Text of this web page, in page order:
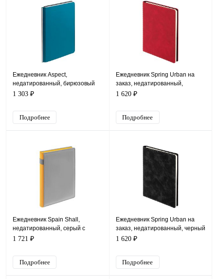
Ежедневник Aspect,
недатированный, бирюзовый
1 303 ₽
Подробнее
Ежедневник Spring Urban на
заказ, недатированный,
красный
1 620 ₽
Подробнее
Ежедневник Spain Shall,
недатированный, серый с
желтым
1 721 ₽
Подробнее
Ежедневник Spring Urban на
заказ, недатированный, черный
1 620 ₽
Подробнее